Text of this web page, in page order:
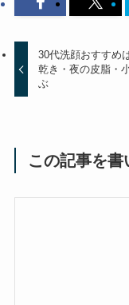
30代洗顔おすすめ
乾き・夜の皮脂・
ぶ
この記事を書